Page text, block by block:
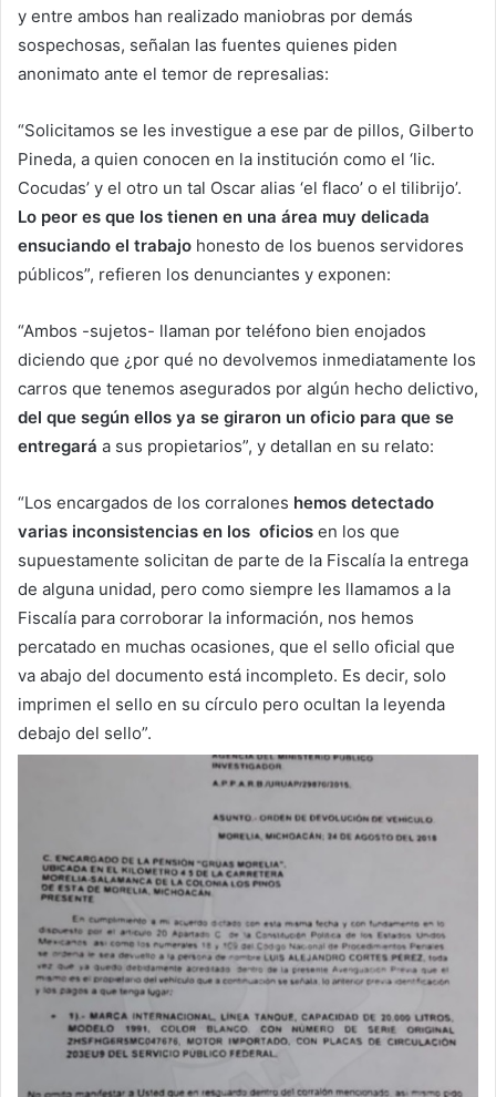
y entre ambos han realizado maniobras por demás
sospechosas, señalan las fuentes quienes piden
anonimato ante el temor de represalias:
“Solicitamos se les investigue a ese par de pillos, Gilberto
Pineda, a quien conocen en la institución como el ‘lic.
Cocudas’ y el otro un tal Oscar alias ‘el flaco’ o el tilibrijo’.
Lo peor es que los tienen en una área muy delicada
ensuciando el trabajo honesto de los buenos servidores
públicos”, refieren los denunciantes y exponen:
“Ambos -sujetos- llaman por teléfono bien enojados
diciendo que ¿por qué no devolvemos inmediatamente los
carros que tenemos asegurados por algún hecho delictivo,
del que según ellos ya se giraron un oficio para que se
entregará a sus propietarios”, y detallan en su relato:
“Los encargados de los corralones hemos detectado
varias inconsistencias en los oficios en los que
supuestamente solicitan de parte de la Fiscalía la entrega
de alguna unidad, pero como siempre les llamamos a la
Fiscalía para corroborar la información, nos hemos
percatado en muchas ocasiones, que el sello oficial que
va abajo del documento está incompleto. Es decir, solo
imprimen el sello en su círculo pero ocultan la leyenda
debajo del sello”.